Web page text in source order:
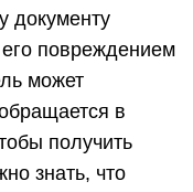
документу
его повреждением
может
в
получить
знать, что